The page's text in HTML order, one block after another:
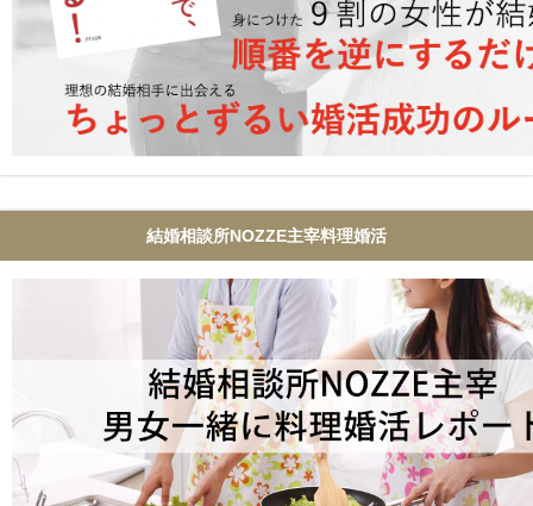
結婚相談所NOZZE主宰料理婚活